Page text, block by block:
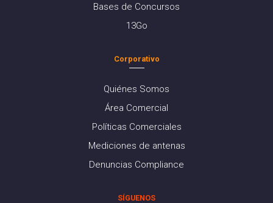
Bases de Concursos
13Go
Corporativo
Quiénes Somos
Área Comercial
Políticas Comerciales
Mediciones de antenas
Denuncias Compliance
SÍGUENOS